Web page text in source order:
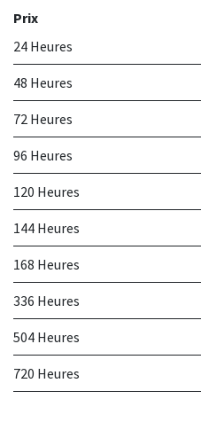
Prix
24 Heures
48 Heures
72 Heures
96 Heures
120 Heures
144 Heures
168 Heures
336 Heures
504 Heures
720 Heures